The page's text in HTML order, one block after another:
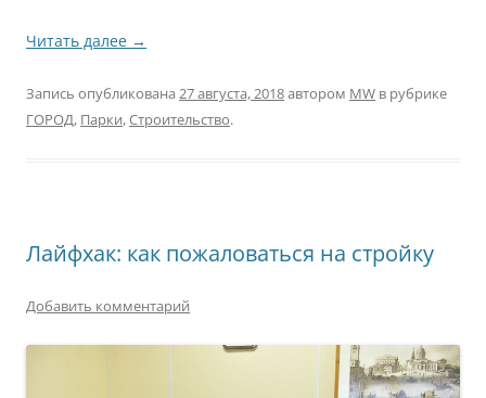
Читать далее →
Запись опубликована 27 августа, 2018автором MW в рубрике
ГОРОД, Парки,Строительство.
Лайфхак: как пожаловаться на стройку
Добавить комментарий